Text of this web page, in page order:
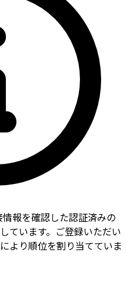
報を確認した認証済みの
ています。ご登録いただい
より順位を割り当てていま